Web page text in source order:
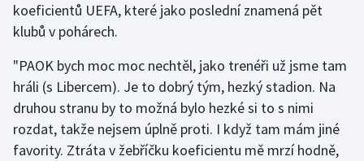
koeficientů UEFA, které jako poslední znamená pět
klubů v pohárech.
"PAOK bych moc moc nechtěl, jako trenéři už jsme tam
hráli (s Libercem). Je to dobrý tým, hezký stadion. Na
druhou stranu by to možná bylo hezké si to s nimi
rozdat, takže nejsem úplně proti. I když tam mám jiné
favority. Ztráta v žebříčku koeficientu mě mrzí hodně,